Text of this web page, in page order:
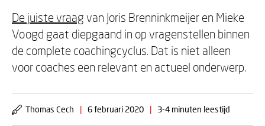
De juiste vraag van Joris Brenninkmeijer en Mieke
Voogd gaat diepgaand in op vragenstellen binnen
de complete coachingcyclus. Dat is niet alleen
voor coaches een relevant en actueel onderwerp.
Thomas Cech | 6 februari 2020 | 3-4 minuten leestijd